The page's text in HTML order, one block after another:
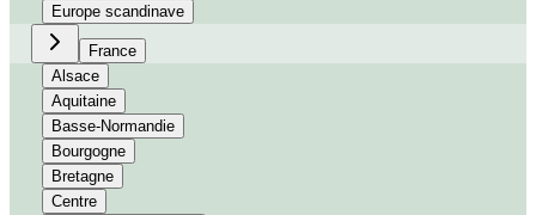
Europe scandinave
France
Alsace
Aquitaine
Basse-Normandie
Bourgogne
Bretagne
Centre